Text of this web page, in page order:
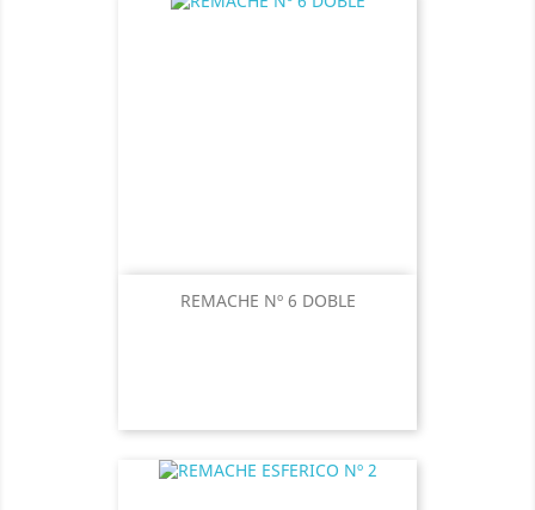
REMACHE Nº 6 DOBLE